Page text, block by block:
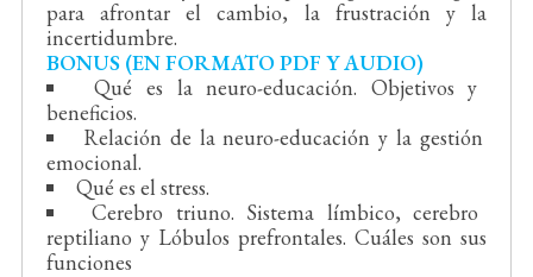
para afrontar el cambio, la frustración y la
incertidumbre.
BONUS (EN FORMATO PDF Y AUDIO)
Qué es la neuro-educación. Objetivos y
beneficios.
Relación de la neuro-educación y la gestión
emocional.
Qué es el stress.
Cerebro triuno. Sistema límbico, cerebro
reptiliano y Lóbulos prefrontales. Cuáles son sus
funciones